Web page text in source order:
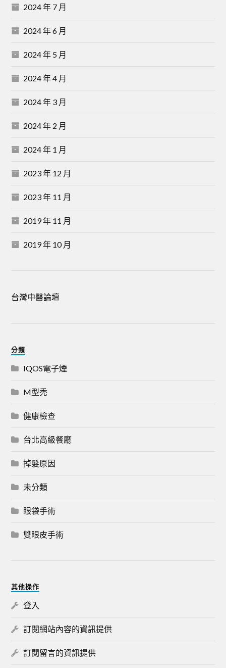
2024 年 7 月
2024 年 6 月
2024 年 5 月
2024 年 4 月
2024 年 3 月
2024 年 2 月
2024 年 1 月
2023 年 12 月
2023 年 11 月
2019 年 11 月
2019 年 10 月
台灣中醫論壇
分類
IQOS電子煙
M型禿
健康檢查
台北高級餐廳
掉髮原因
未分類
眼袋手術
雙眼皮手術
其他操作
登入
訂閱網站內容的資訊提供
訂閱留言的資訊提供